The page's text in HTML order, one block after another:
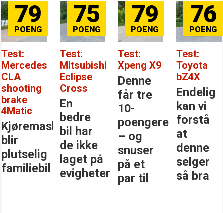
79
Test:
Mercedes
CLA
shooting
brake
4Matic
Kjøremaskinen
blir
plutselig
familiebil
75
Test:
Mitsubishi
Eclipse
Cross
En
bedre
bil har
de ikke
laget på
evigheter
79
Test:
Xpeng X9
Denne
får tre
10-
poengere
– og
snuser
på et
par til
76
Test:
Toyota
bZ4X
Endelig
kan vi
forstå
at
denne
selger
så bra